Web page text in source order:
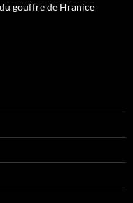
gouffre de Hranice